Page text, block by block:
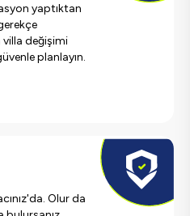
yaptıktan
değişimi
planlayın.
Olur da